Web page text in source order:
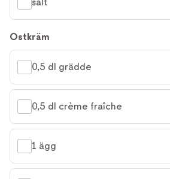
Ostkräm
0,5 dl grädde
0,5 dl crème fraîche
1 ägg